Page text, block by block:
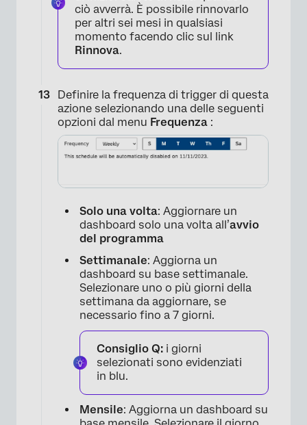
×
ciò avverrà. È possibile rinnovarlo
per altri sei mesi in qualsiasi
momento facendo clic sul link
Rinnova.
Definire la frequenza di trigger di questa
azione selezionando una delle seguenti
opzioni dal menu Frequenza :
Solo una volta: Aggiornare un
dashboard solo una volta all’avvio
del programma
Settimanale: Aggiorna un
dashboard su base settimanale.
Selezionare uno o più giorni della
settimana da aggiornare, se
necessario fino a 7 giorni.
Consiglio Q: i giorni
selezionati sono evidenziati
in blu.
Mensile: Aggiorna un dashboard su